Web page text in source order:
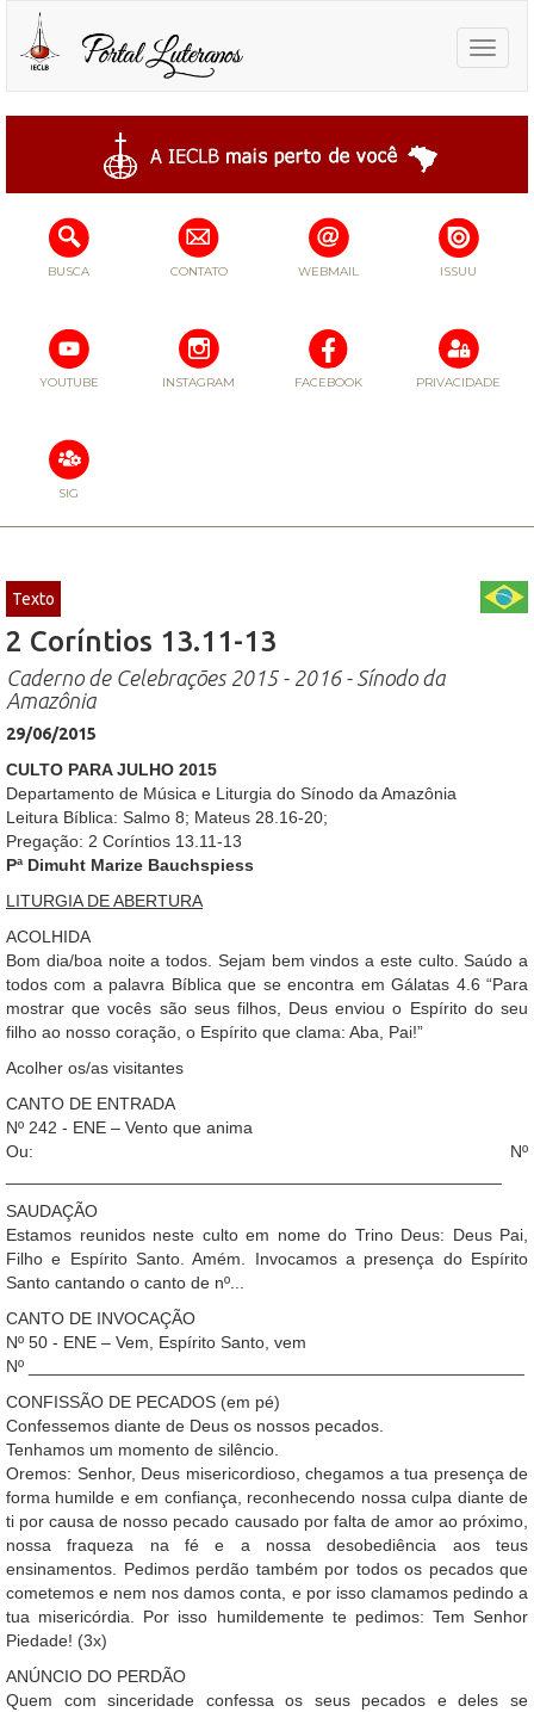
Toggle
BUSCA CONTATO WEBMAIL ISSUU
YOUTUBE INSTAGRAM FACEBOOK PRIVACIDADE
SIG
Texto
2 Coríntios 13.11-13
Caderno de Celebrações 2015 - 2016 - Sínodo da
Amazônia
29/06/2015
CULTO PARA JULHO 2015
Departamento de Música e Liturgia do Sínodo da Amazônia
Leitura Bíblica: Salmo 8; Mateus 28.16-20;
Pregação: 2 Coríntios 13.11-13
Pª Dimuht Marize Bauchspiess
LITURGIA DE ABERTURA
ACOLHIDA
Bom dia/boa noite a todos. Sejam bem vindos a este culto. Saúdo a
todos com a palavra Bíblica que se encontra em Gálatas 4.6 “Para
mostrar que vocês são seus filhos, Deus enviou o Espírito do seu
filho ao nosso coração, o Espírito que clama: Aba, Pai!”
Acolher os/as visitantes
CANTO DE ENTRADA
Nº 242 - ENE – Vento que anima
Ou: Nº
SAUDAÇÃO
Estamos reunidos neste culto em nome do Trino Deus: Deus Pai,
Filho e Espírito Santo. Amém. Invocamos a presença do Espírito
Santo cantando o canto de nº...
CANTO DE INVOCAÇÃO
Nº 50 - ENE – Vem, Espírito Santo, vem
Nº ____________________________________________________
CONFISSÃO DE PECADOS (em pé)
Confessemos diante de Deus os nossos pecados.
Tenhamos um momento de silêncio.
Oremos: Senhor, Deus misericordioso, chegamos a tua presença de
forma humilde e em confiança, reconhecendo nossa culpa diante de
ti por causa de nosso pecado causado por falta de amor ao próximo,
nossa fraqueza na fé e a nossa desobediência aos teus
ensinamentos. Pedimos perdão também por todos os pecados que
cometemos e nem nos damos conta, e por isso clamamos pedindo a
tua misericórdia. Por isso humildemente te pedimos: Tem Senhor
Piedade! (3x)
ANÚNCIO DO PERDÃO
Quem com sinceridade confessa os seus pecados e deles se